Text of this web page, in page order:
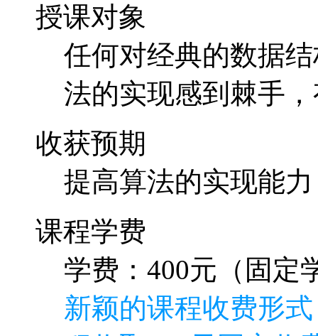
授课对象
任何对经典的数据
法的实现感到棘手
收获预期
提高算法的实现能
课程学费
学费：400元（固定
新颖的课程收费形